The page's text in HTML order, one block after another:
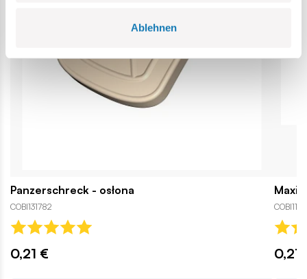
Ablehnen
Panzerschreck - osłona
COBI131782
0,21 € 0,21